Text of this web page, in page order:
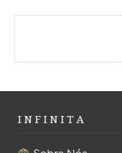
I N F I N I T A